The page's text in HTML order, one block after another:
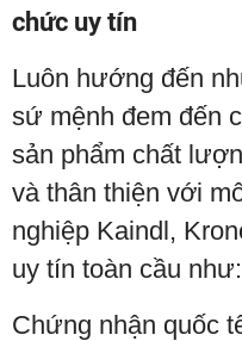
chức uy tín
Luôn hướng đến
sứ mệnh đem đến
sản phẩm chất
và thân thiện với
nghiệp Kaindl,
uy tín toàn cầu như:
Chứng nhận quốc